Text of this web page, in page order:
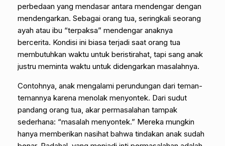
perbedaan yang mendasar antara mendengar dengan
mendengarkan. Sebagai orang tua, seringkali seorang
ayah atau ibu “terpaksa” mendengar anaknya
bercerita. Kondisi ini biasa terjadi saat orang tua
membutuhkan waktu untuk beristirahat, tapi sang anak
justru meminta waktu untuk didengarkan masalahnya.
Contohnya, anak mengalami perundungan dari teman-
temannya karena menolak menyontek. Dari sudut
pandang orang tua, akar permasalahan tampak
sederhana: “masalah menyontek.” Mereka mungkin
hanya memberikan nasihat bahwa tindakan anak sudah